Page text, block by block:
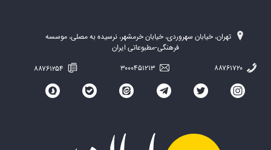
تهران، خیابان سهروردی، خیابان خرمشهر، نرسیده به مصلی، موسسه
فرهنگی-مطبوعاتی ایران